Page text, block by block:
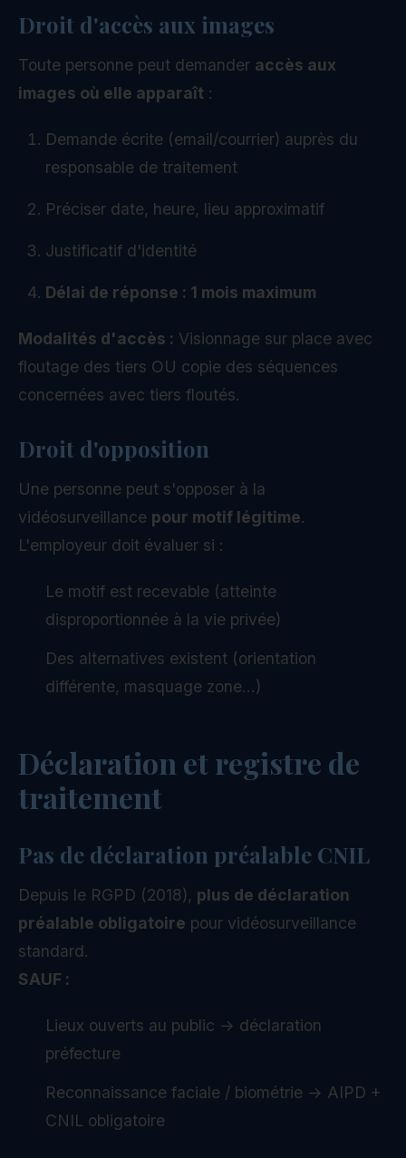
Droit d'accès aux images
Toute personne peut demander accès aux
images où elle apparaît :
Demande écrite (email/courrier) auprès du
responsable de traitement
Préciser date, heure, lieu approximatif
Justificatif d'identité
Délai de réponse : 1 mois maximum
Modalités d'accès : Visionnage sur place avec
floutage des tiers OU copie des séquences
concernées avec tiers floutés.
Droit d'opposition
Une personne peut s'opposer à la
vidéosurveillance pour motif légitime.
L'employeur doit évaluer si :
Le motif est recevable (atteinte
disproportionnée à la vie privée)
Des alternatives existent (orientation
différente, masquage zone...)
Déclaration et registre de
traitement
Pas de déclaration préalable CNIL
Depuis le RGPD (2018), plus de déclaration
préalable obligatoire pour vidéosurveillance
standard.
SAUF :
Lieux ouverts au public → déclaration
préfecture
Reconnaissance faciale / biométrie → AIPD +
CNIL obligatoire